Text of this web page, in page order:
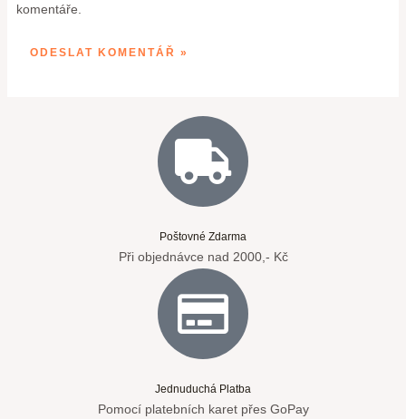
komentáře.
Poštovné Zdarma
Při objednávce nad 2000,- Kč
Jednuduchá Platba
Pomocí platebních karet přes GoPay